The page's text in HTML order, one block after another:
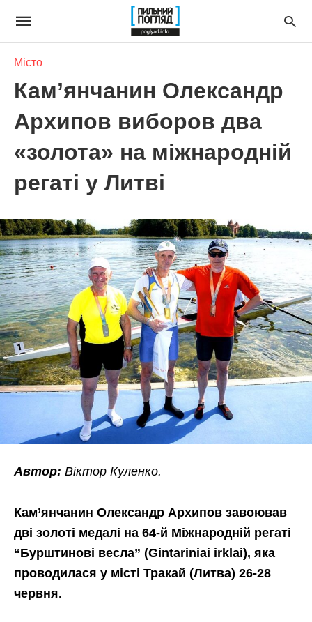
Місто
Кам’янчанин Олександр
Архипов виборов два
«золота» на міжнародній
регаті у Литві
Автор: Віктор Куленко.
Кам’янчанин Олександр Архипов завоював
дві золоті медалі на 64-й Міжнародній регаті
“Бурштинові весла” (Gintariniai irklai), яка
проводилася у місті Тракай (Литва) 26-28
червня.